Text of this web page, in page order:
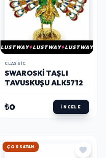
LUSTWAY LUSTWAY LUSTWAY
CLASSIC
SWAROSKI TAŞLI
TAVUSKUŞU ALK5712
₺0 İNCELE
ÇOK SATAN